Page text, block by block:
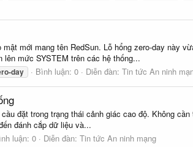
mới mang tên RedSun. Lỗ hổng zero-day này
mức SYSTEM trên các hệ thống...
day Bình luận: 0 Diễn đàn: Tin tức An ninh
đặt trong trạng thái cảnh giác cao độ. Không
đánh cắp dữ liệu và...
luận: 0 Diễn đàn: Tin tức An ninh mạng